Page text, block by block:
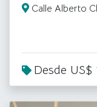
Calle Alberto
Desde